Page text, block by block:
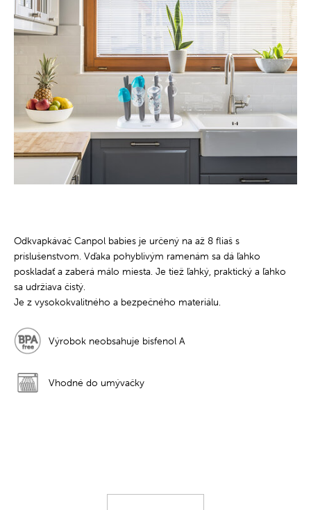
Odkvapkávač Canpol babies je určený na až 8 fliaš s
príslušenstvom. Vďaka pohyblivým ramenám sa dá ľahko
poskladať a zaberá málo miesta. Je tiež ľahký, praktický a ľahko
sa udržiava čistý.
Je z vysokokvalitného a bezpečného materiálu.
Výrobok neobsahuje bisfenol A
Vhodné do umývačky